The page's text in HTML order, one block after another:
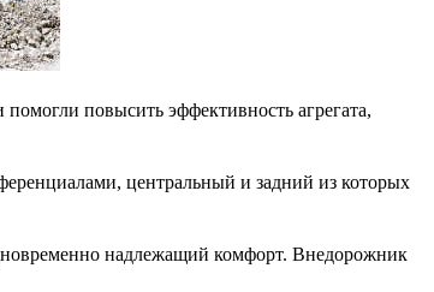
повысить эффективность агрегата,
центральный и задний из которых
надлежащий комфорт. Внедорожник